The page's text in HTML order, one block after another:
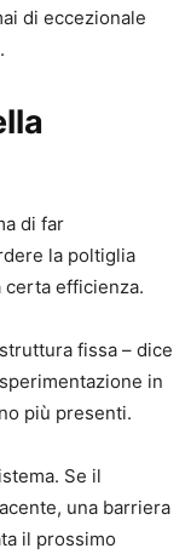
di eccezionale
di far
la poltiglia
certa efficienza.
fissa – dice
in
più presenti.
Se il
una barriera
il prossimo